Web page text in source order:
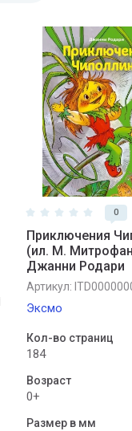
0
Приключения
(ил. М.
Джанни Родари
Артикул:
Эксмо
Кол-во страниц
184
Возраст
0+
Размер в мм